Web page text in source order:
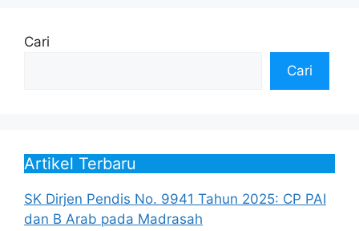
Cari
Cari
Artikel Terbaru
SK Dirjen Pendis No. 9941 Tahun 2025: CP PAI
dan B Arab pada Madrasah